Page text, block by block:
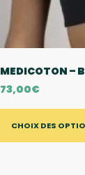
MEDICOTON –
73,00€
CHOIX DES